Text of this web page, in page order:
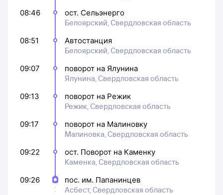
08:46
ост. Сельэнерго
Белоярский, Свердловская область
08:51
Автостанция
Белоярский, Свердловская область
09:07
поворот на Ялунина
Ялунина, Свердловская область
09:13
поворот на Режик
Режик, Свердловская область
09:17
поворот на Малиновку
Малиновка, Свердловская область
09:22
ост. Поворот на Каменку
Каменка, Свердловская область
09:26
пос. им. Папанинцев
Асбест, Свердловская область